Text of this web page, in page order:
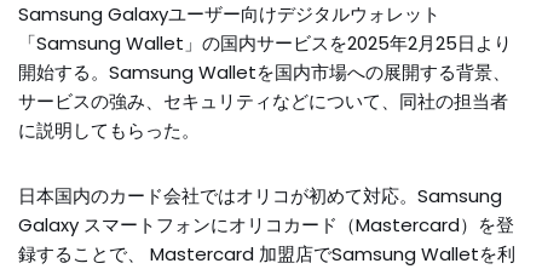
Samsung Galaxyユーザー向けデジタルウォレット
「Samsung Wallet」の国内サービスを2025年2月25日より
開始する。Samsung Walletを国内市場への展開する背景、
サービスの強み、セキュリティなどについて、同社の担当者
に説明してもらった。
日本国内のカード会社ではオリコが初めて対応。Samsung
Galaxy スマートフォンにオリコカード（Mastercard）を登
録することで、 Mastercard 加盟店でSamsung Walletを利